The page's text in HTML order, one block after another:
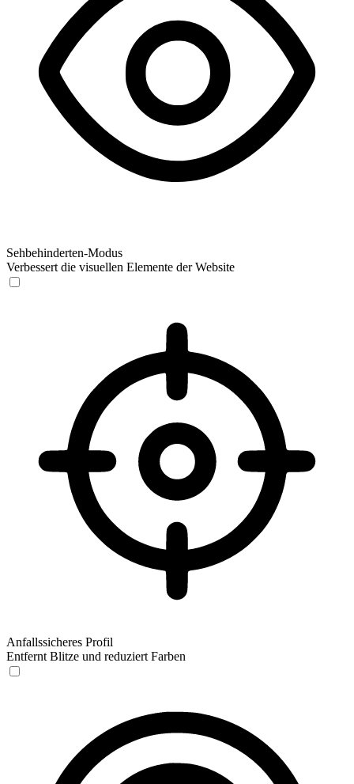
Sehbehinderten-Modus
Verbessert die visuellen Elemente der Website
Anfallssicheres Profil
Entfernt Blitze und reduziert Farben